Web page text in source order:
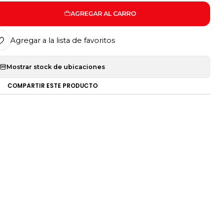
AGREGAR AL CARRO
Agregar a la lista de favoritos
Mostrar stock de ubicaciones
COMPARTIR ESTE PRODUCTO